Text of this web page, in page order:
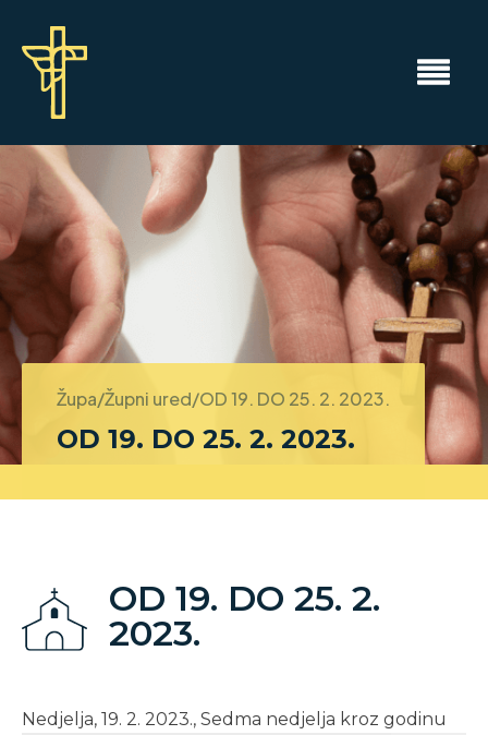
Župa/Župni ured/OD 19. DO 25. 2. 2023.
OD 19. DO 25. 2. 2023.
OD 19. DO 25. 2.
2023.
Nedjelja, 19. 2. 2023., Sedma nedjelja kroz godinu